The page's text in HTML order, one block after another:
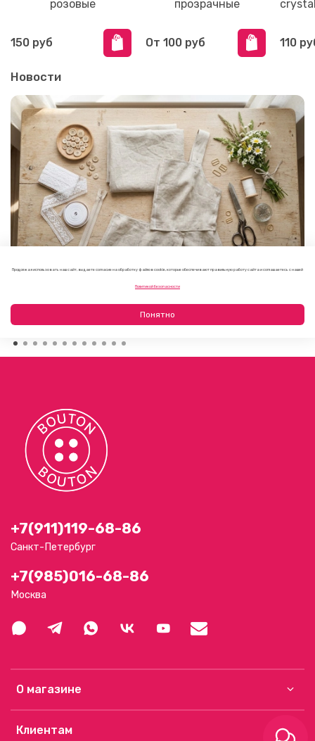
розовые
150 руб
прозрачные
От 100 руб 110
Новости
О магазине
Клиентам
+7(911)119-68-86
Санкт-Петербург
+7(985)016-68-86
Москва
Продолжая использовать наш сайт, вы даете согласие на обработку файлов cookie, которые обеспечивают правильную работу сайта и соглашаетесь с нашей
Политикой безопасности
Понятно